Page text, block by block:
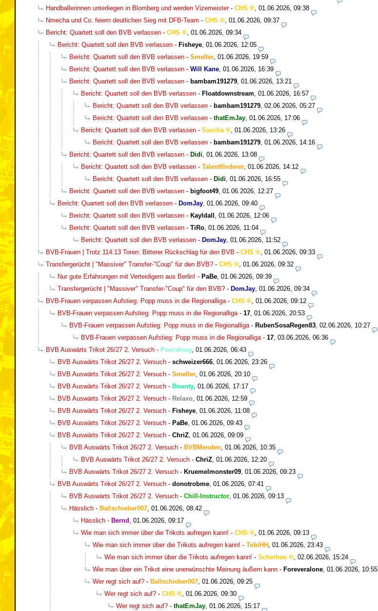
Handballerinnen unterliegen in Blomberg und werden Vizemeister- CHS
01.06.2026, 09:38
Nmecha und Co. feiern deutlichen Sieg mit DFB-Team - CHS
01.06.2026, 09:37
Bericht: Quartett soll den BVB verlassen - CHS
01.06.2026, 09:34
Bericht: Quartett soll den BVB verlassen - Fisheye 01.06.2026, 12:05
Bericht: Quartett soll den BVB verlassen - Smeller 01.06.2026, 19:59
Bericht: Quartett soll den BVB verlassen - Will Kane 01.06.2026, 16:39
Bericht: Quartett soll den BVB verlassen - bambam191279 01.06.2026, 13:21
Bericht: Quartett soll den BVB verlassen - Floatdownstream 01.06.2026, 16:57
Bericht: Quartett soll den BVB verlassen - bambam191279 02.06.2026, 05:27
Bericht: Quartett soll den BVB verlassen - thatEmJay 01.06.2026, 17:06
Bericht: Quartett soll den BVB verlassen - Sascha
01.06.2026, 13:26
Bericht: Quartett soll den BVB verlassen - bambam191279 01.06.2026, 14:16
Bericht: Quartett soll den BVB verlassen - Didi 01.06.2026, 13:08
Bericht: Quartett soll den BVB verlassen - Talentförderer 01.06.2026, 14:12
Bericht: Quartett soll den BVB verlassen - Didi 01.06.2026, 16:55
Bericht: Quartett soll den BVB verlassen - bigfoot49 01.06.2026, 12:27
Bericht: Quartett soll den BVB verlassen - DomJay 01.06.2026, 09:40
Bericht: Quartett soll den BVB verlassen - Kayldall
01.06.2026, 12:06
Bericht: Quartett soll den BVB verlassen - TiRo 01.06.2026, 11:04
Bericht: Quartett soll den BVB verlassen - DomJay 01.06.2026, 11:52
BVB-Frauen | Trotz 114:13 Toren: Bitterer Rückschlag für den BVB - CHS
01.06.2026, 09:33
Transfergerücht | "Massiver" Transfer-"Coup" für den BVB? - CHS
01.06.2026, 09:32
Nur gute Erfahrungen mit Verteidigern aus Berlin! - PaBe 01.06.2026, 09:39
Transfergerücht | "Massiver" Transfer-"Coup" für den BVB? - DomJay 01.06.2026, 09:34
BVB-Frauen verpassen Aufstieg: Popp muss in die Regionalliga - CHS
01.06.2026, 09:12
BVB-Frauen verpassen Aufstieg: Popp muss in die Regionalliga - 17 01.06.2026, 20:53
BVB-Frauen verpassen Aufstieg: Popp muss in die Regionalliga - RubenSosaRegen83 02.06.2026, 10:27
BVB-Frauen verpassen Aufstieg: Popp muss in die Regionalliga - 17 03.06.2026, 06:36
BVB Auswärts Trikot 26/27 2. Versuch - Poershing 01.06.2026, 06:43
BVB Auswärts Trikot 26/27 2. Versuch - schweizer666 01.06.2026, 23:26
BVB Auswärts Trikot 26/27 2. Versuch - Smeller 01.06.2026, 20:10
BVB Auswärts Trikot 26/27 2. Versuch - Bounty 01.06.2026, 17:17
BVB Auswärts Trikot 26/27 2. Versuch - Relaxo 01.06.2026, 12:59
BVB Auswärts Trikot 26/27 2. Versuch - Fisheye 01.06.2026, 11:08
BVB Auswärts Trikot 26/27 2. Versuch - PaBe 01.06.2026, 09:43
BVB Auswärts Trikot 26/27 2. Versuch - ChriZ 01.06.2026, 09:09
BVB Auswärts Trikot 26/27 2. Versuch - BVBMenden 01.06.2026, 10:35
BVB Auswärts Trikot 26/27 2. Versuch - ChriZ 01.06.2026, 12:20
BVB Auswärts Trikot 26/27 2. Versuch - Kruemelmonster09 01.06.2026, 09:23
BVB Auswärts Trikot 26/27 2. Versuch - donotrobme 01.06.2026, 07:41
BVB Auswärts Trikot 26/27 2. Versuch - Chill-Instructor 01.06.2026, 09:13
Hässlich - Ballschieber007 01.06.2026, 08:42
Hässlich - Bernd
01.06.2026, 09:17
Wie man sich immer über die Trikots aufregen kann! - CHS
01.06.2026, 09:13
Wie man sich immer über die Trikots aufregen kann! - TobiHH
01.06.2026, 23:43
Wie man sich immer über die Trikots aufregen kann! - Scherben
02.06.2026, 15:24
Wie man über ein Trikot eine unerwünschte Meinung äußern kann - Foreveralone 01.06.2026, 10:55
Wer regt sich auf? - Ballschieber007 01.06.2026, 09:25
Wer regt sich auf? - CHS
01.06.2026, 09:30
Wer regt sich auf? - thatEmJay 01.06.2026, 15:17